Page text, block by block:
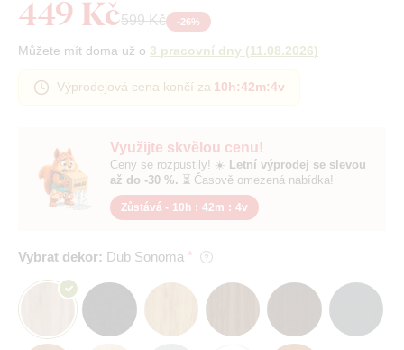
Využijte skvělou cenu!
Ceny se rozpustily! ☀️ Letní výprodej se slevou
až do -30 %. ⏳ Časově omezená nabídka!
Zůstává - 10h : 42m : 3v
Vybrat dekor: Dub Sonoma
449 Kč599 Kč -26%
Můžete mít doma už o 3 pracovní dny (11.08.2026)
Výprodejová cena končí za 10h:42m:3v